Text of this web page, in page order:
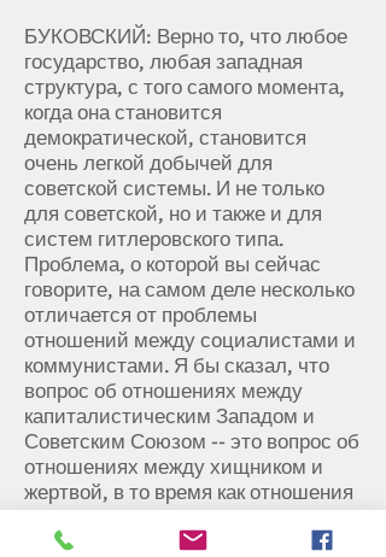
БУКОВСКИЙ: Верно то, что любое
государство, любая западная
структура, с того самого момента,
когда она становится
демократической, становится
очень легкой добычей для
советской системы. И не только
для советской, но и также и для
систем гитлеровского типа.
Проблема, о которой вы сейчас
говорите, на самом деле несколько
отличается от проблемы
отношений между социалистами и
коммунистами. Я бы сказал, что
вопрос об отношениях между
капиталистическим Западом и
Советским Союзом -- это вопрос об
отношениях между хищником и
жертвой, в то время как отношения
между коммунистами и
социалистами, с биологической